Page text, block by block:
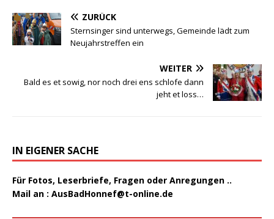
ZURÜCK
Sternsinger sind unterwegs, Gemeinde lädt zum
Neujahrstreffen ein
WEITER
Bald es et sowig, nor noch drei ens schlofe dann
jeht et loss…
IN EIGENER SACHE
Für Fotos, Leserbriefe, Fragen oder Anregungen ..
Mail an : AusBadHonnef@t-online.de